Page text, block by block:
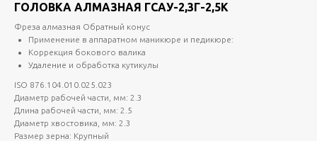
ГОЛОВКА АЛМАЗНАЯ ГСАУ-2,3Г-2,5К
Фреза алмазная Обратный конус
Применение в аппаратном маникюре и педикюре:
Коррекция бокового валика
Удаление и обработка кутикулы
ISO 876.104.010.025.023
Диаметр рабочей части, мм: 2.3
Длина рабочей части, мм: 2.5
Диаметр хвостовика, мм: 2.3
Размер зерна: Крупный